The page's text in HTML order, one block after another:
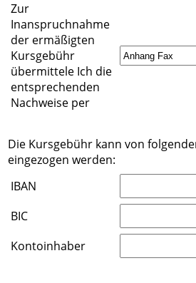
Zur
Inanspruchnahme
der ermäßigten
Kursgebühr
übermittele Ich die
entsprechenden
Nachweise per
Die Kursgebühr kann von
eingezogen werden:
IBAN
BIC
Kontoinhaber